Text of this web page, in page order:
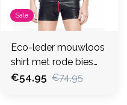
Sale
Eco-leder mouwloos
shirt met rode bies
(XS-S-M-4XL)
€54,95 €74,95